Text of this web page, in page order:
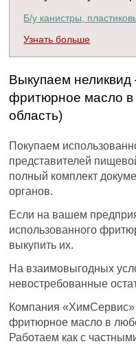
Б/у канистры,
Узнать больше
Выкупаем неликвид
фритюрное масло в
область)
Покупаем
представителей
полный комплект
органов.
Если на вашем
использованного
выкупить их.
На взаимовыгодных
невостребованные
Компания «ХимСервис»
фритюрное масло в
Работаем как с